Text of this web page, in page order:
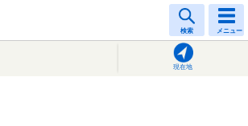
検索 メニュー
現在地